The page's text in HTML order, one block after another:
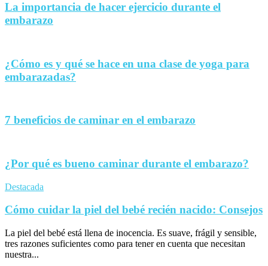
La importancia de hacer ejercicio durante el
embarazo
¿Cómo es y qué se hace en una clase de yoga para
embarazadas?
7 beneficios de caminar en el embarazo
¿Por qué es bueno caminar durante el embarazo?
Destacada
Cómo cuidar la piel del bebé recién nacido: Consejos
La piel del bebé está llena de inocencia. Es suave, frágil y sensible,
tres razones suficientes como para tener en cuenta que necesitan
nuestra...